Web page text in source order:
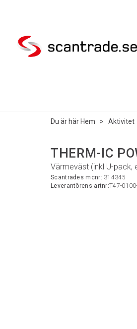
Du är här Hem > Aktivitet
THERM-IC
Värmeväst (inkl U-pack,
Scantrades mcnr: 314345
Leverantörens artnr:T47-